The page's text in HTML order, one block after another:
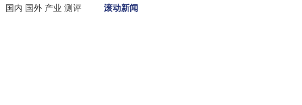
国内 国外 产业 测评
滚动新闻